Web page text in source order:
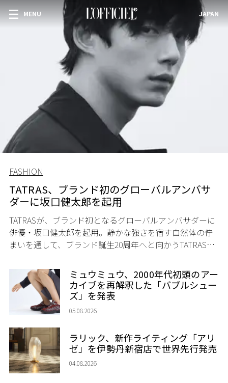
MENU JAPAN
FASHION
TATRAS、ブランド初のグローバルアンバサ
ダーに坂口健太郎を起用
TATRASが、ブランド初となるグローバルアンバサダーに
俳優・坂口健太郎を起用。静かな強さを宿す自然体の佇
まいを通して、ブランド誕生20周年へと向かうTATRASの
ミュウミュウ、2000年代初頭のアー
カイブを再解釈した「バブルシュー
ズ」を発表
05.08.2026
ラリック、新作ライティング「アリ
ゼ」を伊勢丹新宿店で世界先行発売
04.08.2026